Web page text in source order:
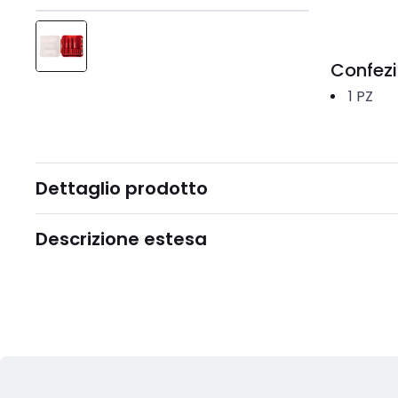
1 PZ
Dettaglio prodotto
Descrizione estesa